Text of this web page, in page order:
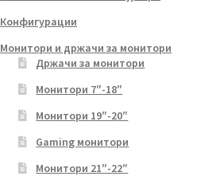
Конфигурации
Монитори и држачи за монитори
Држачи за монитори
Монитори 7″-18″
Монитори 19″-20″
Gaming монитори
Монитори 21″-22″